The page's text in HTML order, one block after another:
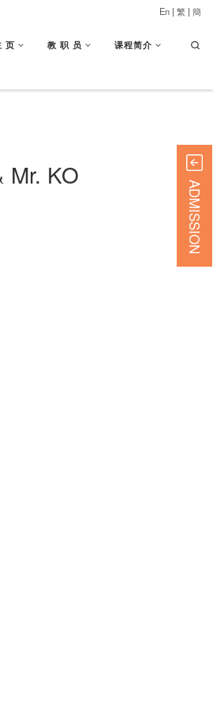
页 教 职 员 课程简介
En | 繁 | 簡
Mr. KO
ADMISSION